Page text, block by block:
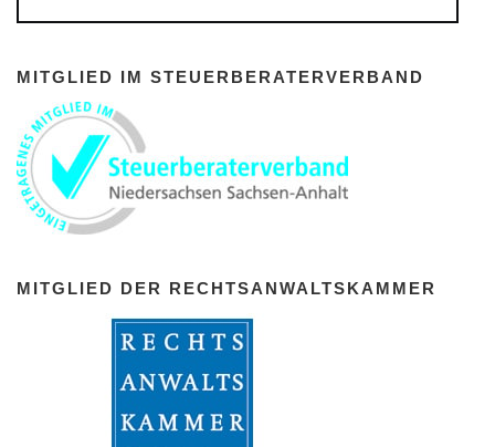
MITGLIED IM STEUERBERATERVERBAND
MITGLIED DER RECHTSANWALTSKAMMER